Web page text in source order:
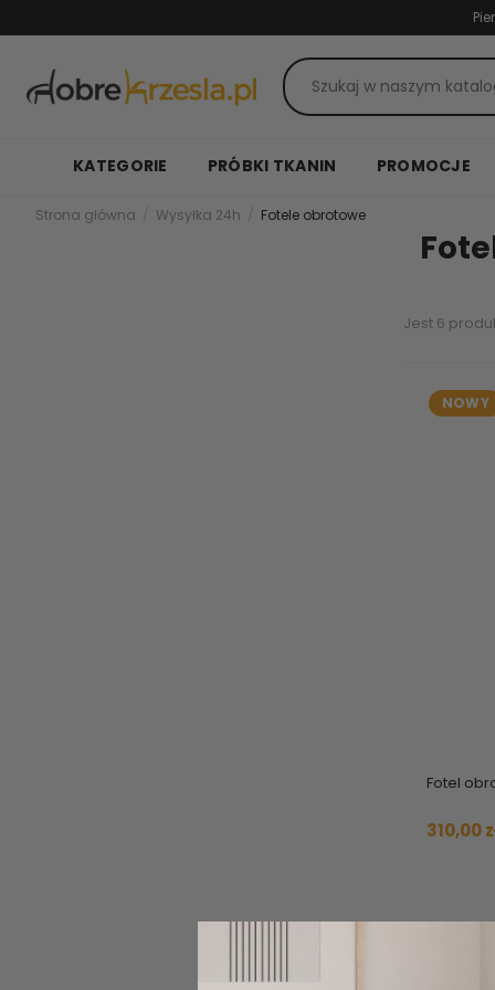
KATEGORIE PRÓBKI TKANIN PROMOCJE
Strona główna Wysyłka 24h Fotele obrotowe
Jest 6
Fotel
310,00
NOWY